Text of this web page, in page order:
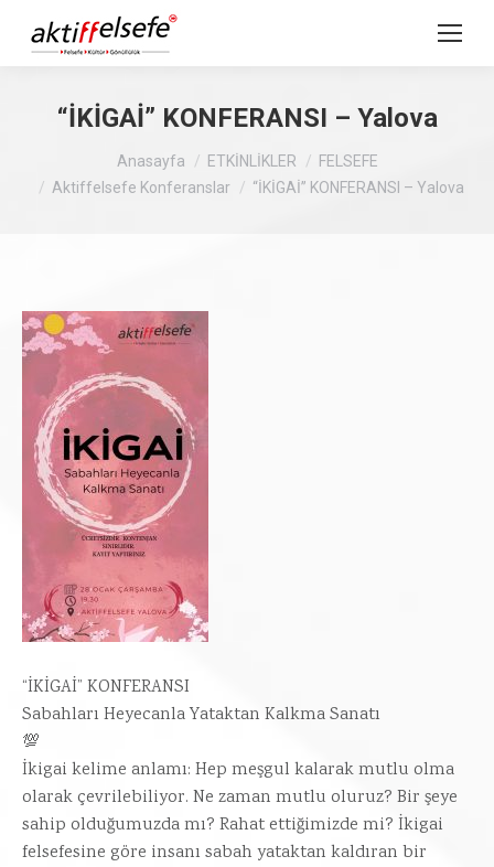
“İKİGAİ” KONFERANSI – Yalova
Buradasınız :Anasayfa ETKİNLİKLER
FELSEFE
Aktiffelsefe Konferanslar
“İKİGAİ” KONFERANSI – Yalova
“İKİGAİ” KONFERANSI
Sabahları Heyecanla Yataktan Kalkma Sanatı
💯
İkigai kelime anlamı: Hep meşgul kalarak mutlu olma
olarak çevrilebiliyor. Ne zaman mutlu oluruz? Bir şeye
sahip olduğumuzda mı? Rahat ettiğimizde mi? İkigai
felsefesine göre insanı sabah yataktan kaldıran bir